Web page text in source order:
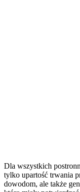
Dla wszystkich
tylko upartość trwania
dowodom, ale także